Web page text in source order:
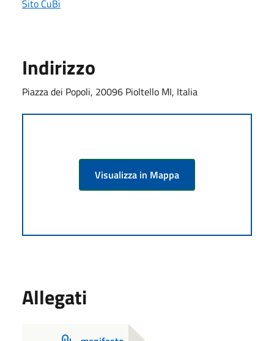
Sito CuBi
Indirizzo
Piazza dei Popoli, 20096 Pioltello MI, Italia
Visualizza in Mappa
Allegati